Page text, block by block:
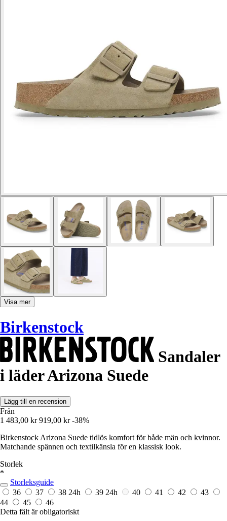
Visa mer
Birkenstock
Sandaler
i läder Arizona Suede
Lägg till en recension
Från
1 483,00 kr 919,00 kr -38%
Birkenstock Arizona Suede tidlös komfort för både män och kvinnor.
Matchande spännen och textilkänsla för en klassisk look.
Storlek
*
Storleksguide
36
37 38 24h 39 24h 40 41 42
43
44
45
46
Detta fält är obligatoriskt